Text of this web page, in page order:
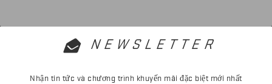
NEWSLETTER
Nhận tin tức và chương trình khuyến mãi đặc biệt mới nhất